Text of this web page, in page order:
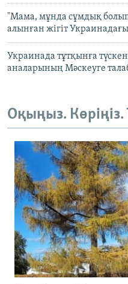
"Мама, мұнда сұмдық
алынған жігіт
Украинада тұтқынға
аналарының Мәскеуге
Оқыңыз.